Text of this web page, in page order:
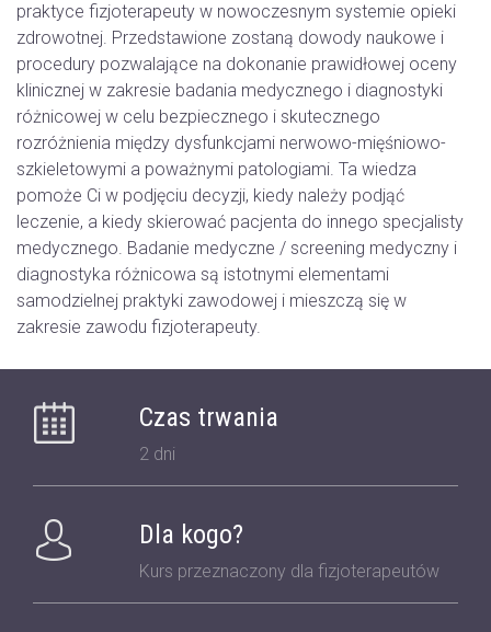
praktyce fizjoterapeuty w nowoczesnym systemie opieki
zdrowotnej. Przedstawione zostaną dowody naukowe i
procedury pozwalające na dokonanie prawidłowej oceny
klinicznej w zakresie badania medycznego i diagnostyki
różnicowej w celu bezpiecznego i skutecznego
rozróżnienia między dysfunkcjami nerwowo-mięśniowo-
szkieletowymi a poważnymi patologiami. Ta wiedza
pomoże Ci w podjęciu decyzji, kiedy należy podjąć
leczenie, a kiedy skierować pacjenta do innego specjalisty
medycznego. Badanie medyczne / screening medyczny i
diagnostyka różnicowa są istotnymi elementami
samodzielnej praktyki zawodowej i mieszczą się w
zakresie zawodu fizjoterapeuty.
Czas trwania
2 dni
Dla kogo?
Kurs przeznaczony dla fizjoterapeutów